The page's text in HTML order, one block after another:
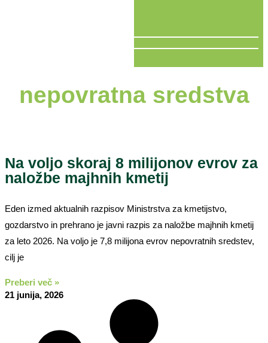
nepovratna sredstva
Na voljo skoraj 8 milijonov evrov za
naložbe majhnih kmetij
Eden izmed aktualnih razpisov Ministrstva za kmetijstvo,
gozdarstvo in prehrano je javni razpis za naložbe majhnih kmetij
za leto 2026. Na voljo je 7,8 milijona evrov nepovratnih sredstev,
cilj je
Preberi več »
21 junija, 2026